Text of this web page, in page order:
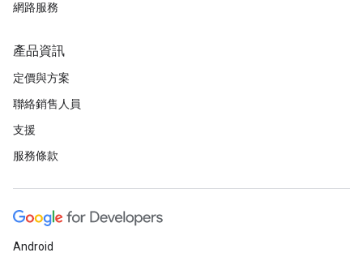
網路服務
產品資訊
定價與方案
聯絡銷售人員
支援
服務條款
Android